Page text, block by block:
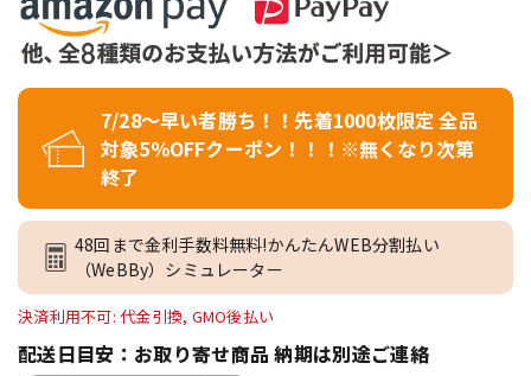
7/28～早い者勝ち！！先着1000枚限定 全品
対象5％OFFクーポン！！！※無くなり次第
終了
48回まで金利手数料無料!かんたんWEB分割払い
（WeBBy）シミュレーター
決済利用不可: 代金引換, GMO後払い
配送日目安：お取り寄せ商品 納期は別途ご連絡